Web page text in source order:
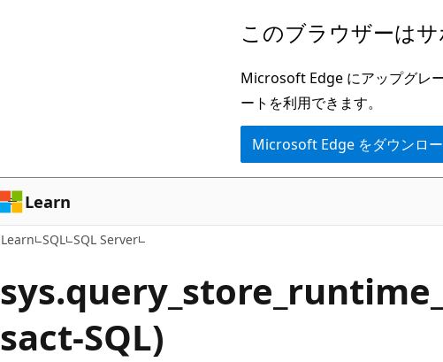
ン
ツ
に
ス
ッ
このブラウザーは
Microsoft Edge にアップグレ
ートを利用できます。
Microsoft Edge をダウンロ
Learn
Learn SQL SQL Server
sact-SQL)